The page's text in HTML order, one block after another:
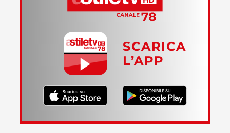
SCARICA
L’APP